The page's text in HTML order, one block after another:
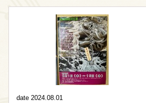
date 2024.08.01